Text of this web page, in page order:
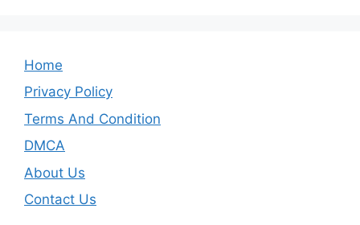
Home
Privacy Policy
Terms And Condition
DMCA
About Us
Contact Us